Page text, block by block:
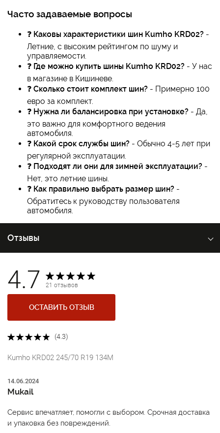
Часто задаваемые вопросы
❓ Каковы характеристики шин Kumho KRD02? -
Летние, с высоким рейтингом по шуму и
управляемости.
❓ Где можно купить шины Kumho KRD02? - У нас
в магазине в Кишиневе.
❓ Сколько стоит комплект шин? - Примерно 100
евро за комплект.
❓ Нужна ли балансировка при установке? - Да,
это важно для комфортного ведения
автомобиля.
❓ Какой срок службы шин? - Обычно 4-5 лет при
регулярной эксплуатации.
❓ Подходят ли они для зимней эксплуатации? -
Нет, это летние шины.
❓ Как правильно выбрать размер шин? -
Обратитесь к руководству пользователя
автомобиля.
Отзывы
4.7 21 отзывов
ОСТАВИТЬ ОТЗЫВ
(4.3)
Kumho KRD02 245/70 R19 134M
14.06.2024
Mukail
Сервис впечатляет, помогли с выбором. Срочная доставка
и упаковка без повреждений.